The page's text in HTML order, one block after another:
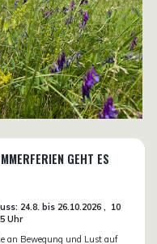
GEHT ES
24.8. bis 26.10.2026 , 10
Uhr
an Bewegung und Lust auf